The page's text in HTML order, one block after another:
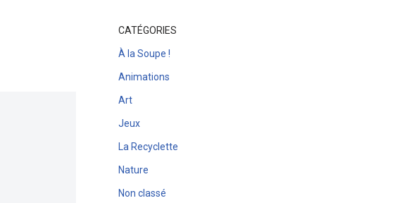
CATÉGORIES
À la Soupe !
Animations
Art
Jeux
La Recyclette
Nature
Non classé